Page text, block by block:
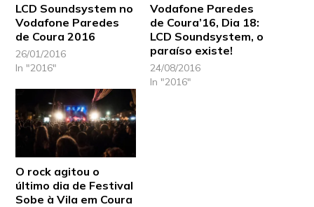
LCD Soundsystem no
Vodafone Paredes
de Coura 2016
26/01/2016
In "2016"
Vodafone Paredes
de Coura’16, Dia 18:
LCD Soundsystem, o
paraíso existe!
24/08/2016
In "2016"
O rock agitou o
último dia de Festival
Sobe à Vila em Coura